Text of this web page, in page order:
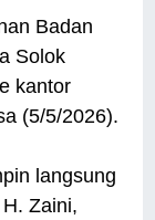
Badan
Solok
kantor
(5/5/2026).
langsung
Zaini,